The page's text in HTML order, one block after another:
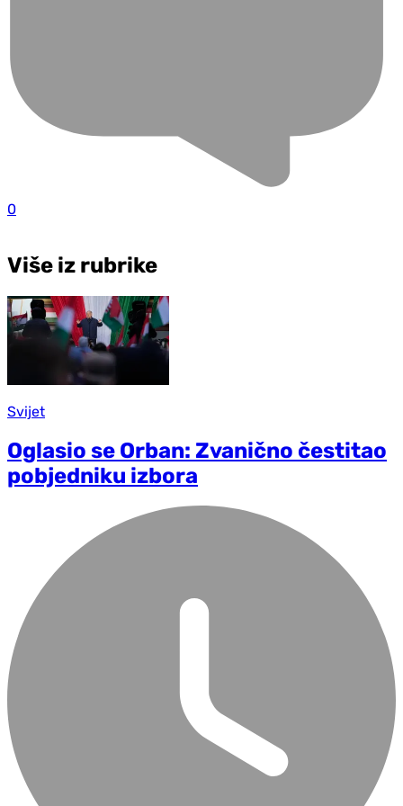
0
Više iz rubrike
Svijet
Oglasio se Orban: Zvanično čestitao
pobjedniku izbora